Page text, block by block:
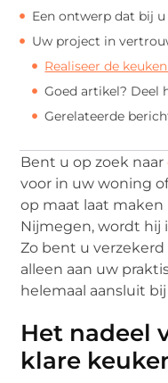
Een ontwerp dat bij u
Uw project in
Realiseer de
Goed artikel? Deel
Gerelateerde
Bent u op zoek naar
voor in uw woning
op maat laat
Nijmegen, wordt hij
Zo bent u
alleen aan uw
helemaal aansluit
Het nadeel
klare